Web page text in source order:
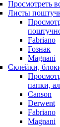
Просмотреть
Листы
Fabriano
Гознак
Magnani
Склейки,
папки,
Canson
Derwent
Fabriano
Magnani